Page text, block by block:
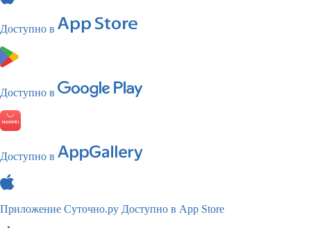
Доступно в
Доступно в
Доступно в
Приложение Суточно.ру Доступно в App Store